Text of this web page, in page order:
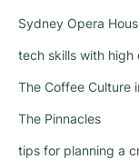
Sydney Opera
tech skills with high
The Coffee Culture
The Pinnacles
tips for planning a